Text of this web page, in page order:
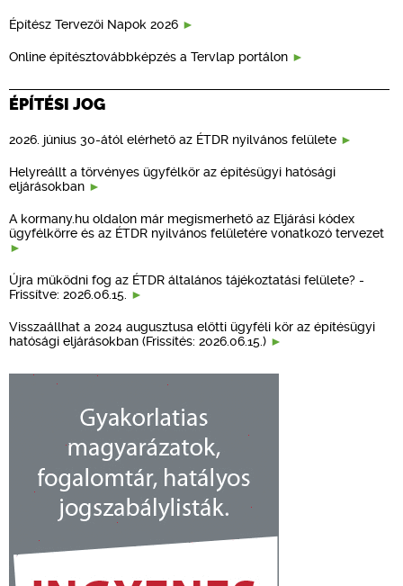
Építész Tervezői Napok 2026
Online építésztovábbképzés a Tervlap portálon
ÉPÍTÉSI JOG
2026. június 30-ától elérhető az ÉTDR nyilvános felülete
Helyreállt a törvényes ügyfélkör az építésügyi hatósági
eljárásokban
A kormany.hu oldalon már megismerhető az Eljárási kódex
ügyfélkörre és az ÉTDR nyilvános felületére vonatkozó tervezet
Újra működni fog az ÉTDR általános tájékoztatási felülete? -
Frissítve: 2026.06.15.
Visszaállhat a 2024 augusztusa előtti ügyféli kör az építésügyi
hatósági eljárásokban (Frissítés: 2026.06.15.)